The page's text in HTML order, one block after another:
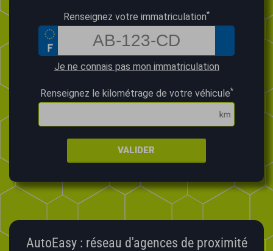
Renseignez votre immatriculation*
Je ne connais pas mon immatriculation
Renseignez le kilométrage de votre véhicule*
VALIDER
AutoEasy : réseau d'agences de proximité